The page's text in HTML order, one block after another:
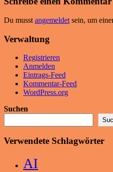
Du musst angemeldet sein, um
Verwaltung
Registrieren
Anmelden
Eintrags-Feed
Kommentar-Feed
WordPress.org
Suchen
Verwendete Schlagwörter
AI